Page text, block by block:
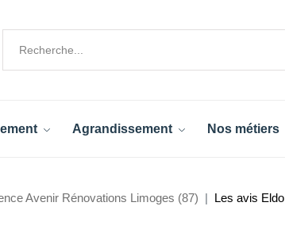
Agrandissement Nos métiers
Avenir Rénovations Limoges (87) Les avis Eldo